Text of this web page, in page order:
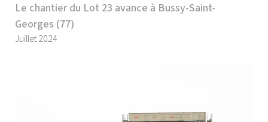
Le chantier du Lot 23 avance à Bussy-Saint-
Georges (77)
Juillet 2024